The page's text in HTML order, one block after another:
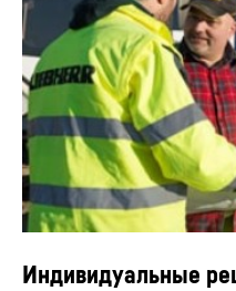
Дистанционное
Индивидуальные